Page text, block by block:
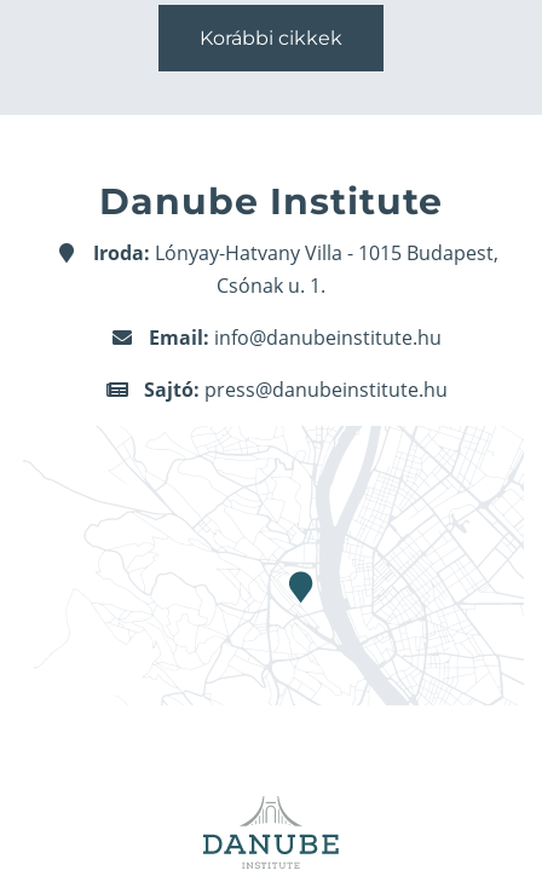
Korábbi cikkek
Danube Institute
Iroda: Lónyay-Hatvany Villa - 1015 Budapest,
Csónak u. 1.
Email: info@danubeinstitute.hu
Sajtó: press@danubeinstitute.hu